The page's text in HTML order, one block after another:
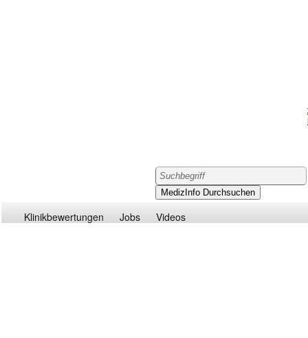
Klinikbewertungen Jobs Videos